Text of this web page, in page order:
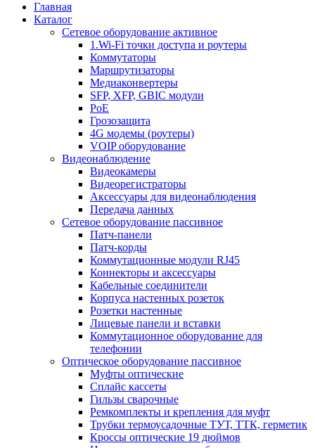
Главная
Каталог
Сетевое оборудование активное
1.Wi-Fi точки доступа и роутеры
Коммутаторы
Маршрутизаторы
Медиаконвертеры
SFP, XFP, GBIC модули
PoE
Грозозащита
4G модемы (роутеры)
VOIP оборудование
Видеонаблюдение
Видеокамеры
Видеорегистраторы
Аксессуары для видеонаблюдения
Передача данных
Сетевое оборудование пассивное
Патч-панели
Патч-корды
Коммутационные модули RJ45
Коннекторы и аксессуары
Кабельные соединители
Корпуса настенных розеток
Розетки настенные
Лицевые панели и вставки
Коммутационное оборудование для
телефонии
Оптическое оборудование пассивное
Муфты оптические
Сплайс кассеты
Гильзы сварочные
Ремкомплекты и крепления для муфт
Трубки термоусадочные ТУТ, ТТК, герметик
Кроссы оптические 19 дюймов